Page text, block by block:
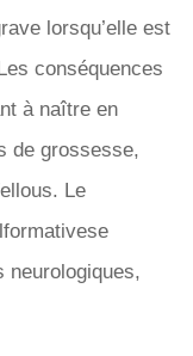
lorsqu’elle est
conséquences
à naître en
de grossesse,
Le
neurologiques,